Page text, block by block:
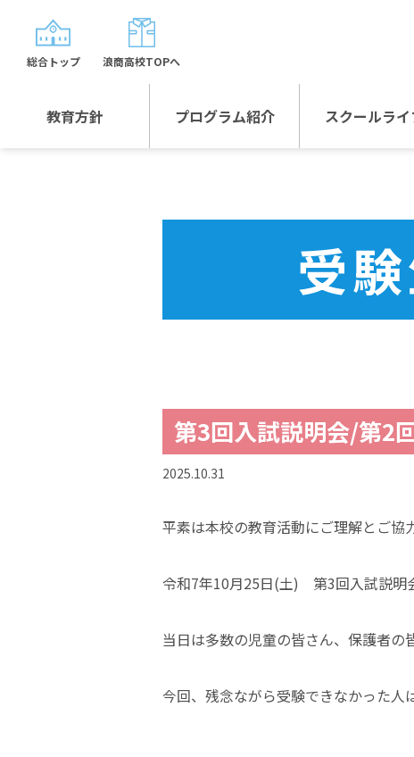
教育方針 プログラム紹介 スクールライ
総合トップ 浪商高校TOPへ
受
第3回入試説明会/第2
2025.10.31
平素は本校の教育活動にご理解とご協
令和7年10月25日(土) 第3回入試説明
当日は多数の児童の皆さん、保護者の
今回、残念ながら受験できなかった人